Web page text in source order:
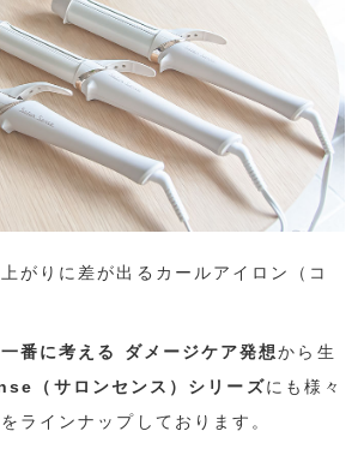
トSALE
がりに差が出るカールアイロン（コ
番に考える ダメージケア発想から生
（サロンセンス）シリーズにも様々
ラインナップしております。